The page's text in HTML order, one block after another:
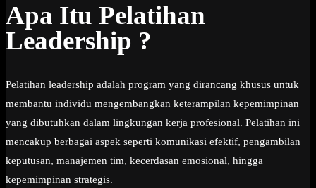
Apa Itu Pelatihan
Leadership ?
Pelatihan leadership adalah program yang dirancang khusus untuk
membantu individu mengembangkan keterampilan kepemimpinan
yang dibutuhkan dalam lingkungan kerja profesional. Pelatihan ini
mencakup berbagai aspek seperti komunikasi efektif, pengambilan
keputusan, manajemen tim, kecerdasan emosional, hingga
kepemimpinan strategis.